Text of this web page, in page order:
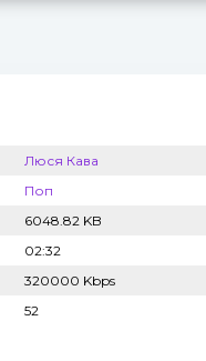
Люся Кава
Поп
6048.82 KB
02:32
320000 Kbps
52